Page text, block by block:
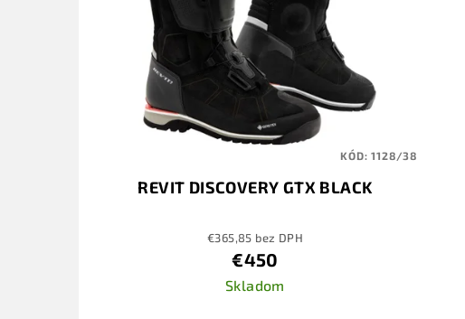
REVIT DISCOVERY GTX BLACK
€365,85 bez DPH
€450
Skladom
KÓD:1128/38